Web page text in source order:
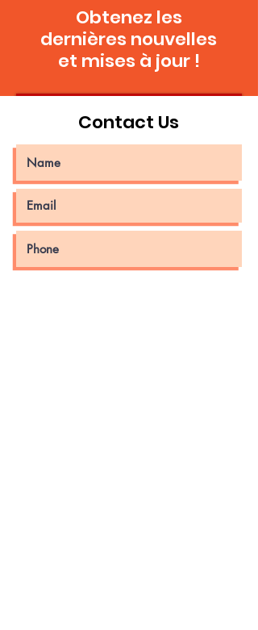
Obtenez les
dernières nouvelles
et mises à jour !
Contact Us